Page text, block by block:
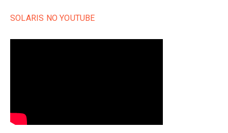
SOLARIS NO YOUTUBE